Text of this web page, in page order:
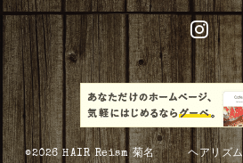
©2026HAIR Reism 菊名 ヘアリズム